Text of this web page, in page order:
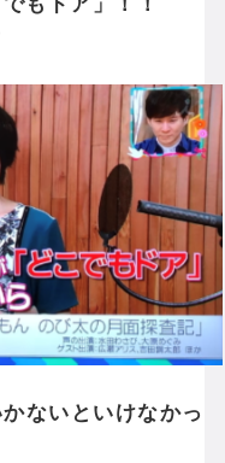
ないといけなかっ